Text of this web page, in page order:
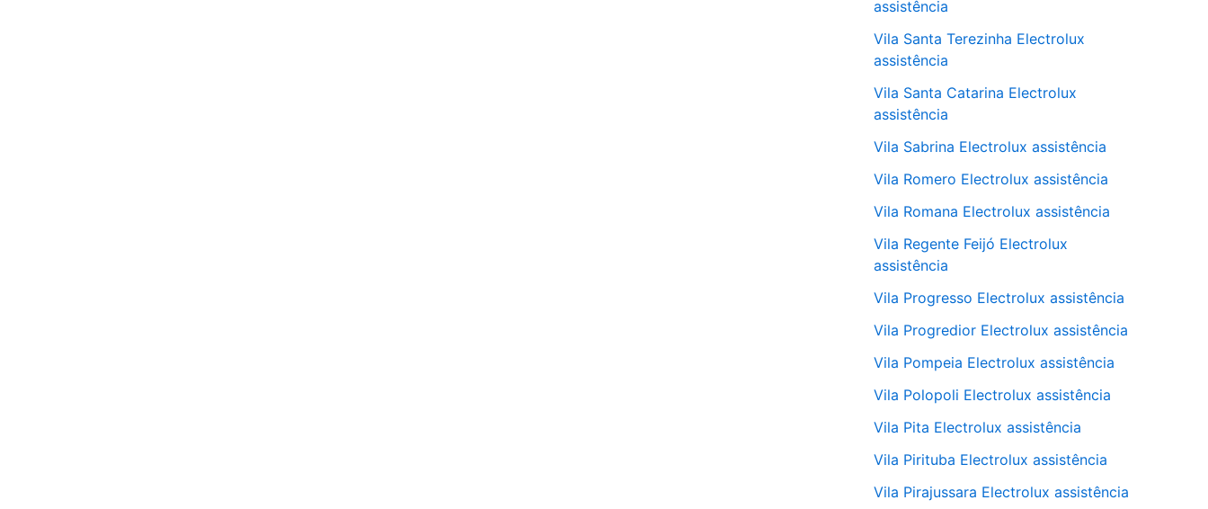
assistência
Vila Santa Terezinha Electrolux
assistência
Vila Santa Catarina Electrolux
assistência
Vila Sabrina Electrolux assistência
Vila Romero Electrolux assistência
Vila Romana Electrolux assistência
Vila Regente Feijó Electrolux
assistência
Vila Progresso Electrolux assistência
Vila Progredior Electrolux assistência
Vila Pompeia Electrolux assistência
Vila Polopoli Electrolux assistência
Vila Pita Electrolux assistência
Vila Pirituba Electrolux assistência
Vila Pirajussara Electrolux assistência